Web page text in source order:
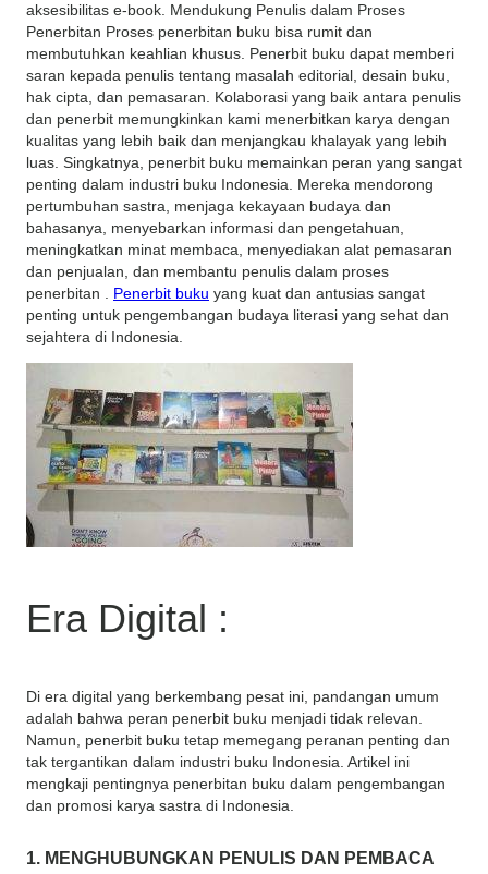
aksesibilitas e-book. Mendukung Penulis dalam Proses
Penerbitan Proses penerbitan buku bisa rumit dan
membutuhkan keahlian khusus. Penerbit buku dapat memberi
saran kepada penulis tentang masalah editorial, desain buku,
hak cipta, dan pemasaran. Kolaborasi yang baik antara penulis
dan penerbit memungkinkan kami menerbitkan karya dengan
kualitas yang lebih baik dan menjangkau khalayak yang lebih
luas. Singkatnya, penerbit buku memainkan peran yang sangat
penting dalam industri buku Indonesia. Mereka mendorong
pertumbuhan sastra, menjaga kekayaan budaya dan
bahasanya, menyebarkan informasi dan pengetahuan,
meningkatkan minat membaca, menyediakan alat pemasaran
dan penjualan, dan membantu penulis dalam proses
penerbitan . Penerbit buku yang kuat dan antusias sangat
penting untuk pengembangan budaya literasi yang sehat dan
sejahtera di Indonesia.
Era Digital :
Di era digital yang berkembang pesat ini, pandangan umum
adalah bahwa peran penerbit buku menjadi tidak relevan.
Namun, penerbit buku tetap memegang peranan penting dan
tak tergantikan dalam industri buku Indonesia. Artikel ini
mengkaji pentingnya penerbitan buku dalam pengembangan
dan promosi karya sastra di Indonesia.
1. MENGHUBUNGKAN PENULIS DAN PEMBACA